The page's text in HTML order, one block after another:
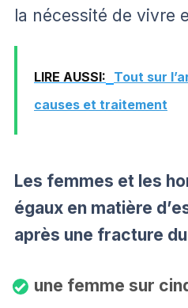
la nécessité de vivre
LIRE AUSSI: Tout sur
causes et traitement
Les femmes et les
égaux en matière
après une fracture
une femme sur